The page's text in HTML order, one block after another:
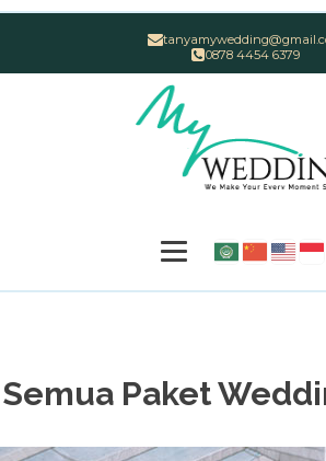
0878 4454 6379
Semua Paket